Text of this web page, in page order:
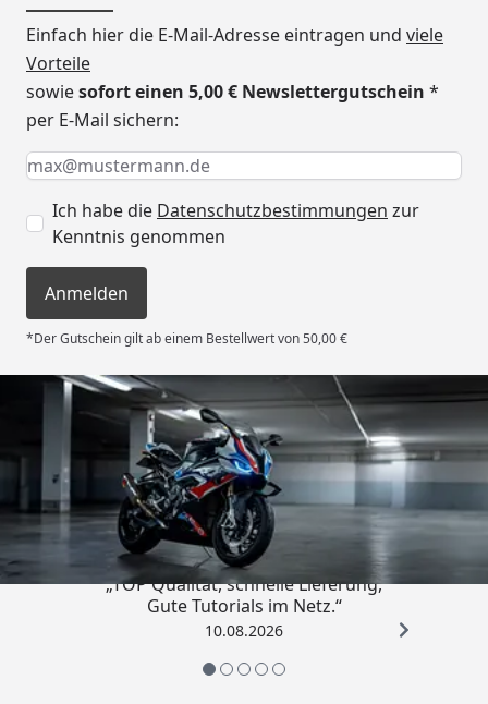
Einfach hier die E-Mail-Adresse eintragen und viele
Vorteile
sowiesofort einen 5,00 € Newslettergutschein *
per E-Mail sichern:
Keine Eingabe erforderlich
Eingabe erforderlich
E-Mail *
Ich habe die Datenschutzbestimmungen zur
Kenntnis genommen
Anmelden
*Der Gutschein gilt ab einem Bestellwert von 50,00 €
Trusted Shops
4,85/ 5
„TOP Qualität, schnelle Lieferung,
Gute Tutorials im Netz.“
10.08.2026